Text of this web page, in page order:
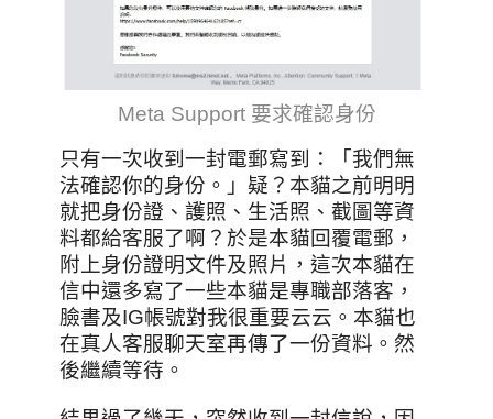
Meta Support 要求確認身份
只有一次收到一封電郵寫到：「我們無
法確認你的身份。」疑？本貓之前明明
就把身份證、護照、生活照、截圖等資
料都給客服了啊？於是本貓回覆電郵，
附上身份證明文件及照片，這次本貓在
信中還多寫了一些本貓是專職部落客，
臉書及IG帳號對我很重要云云。本貓也
在真人客服聊天室再傳了一份資料。然
後繼續等待。